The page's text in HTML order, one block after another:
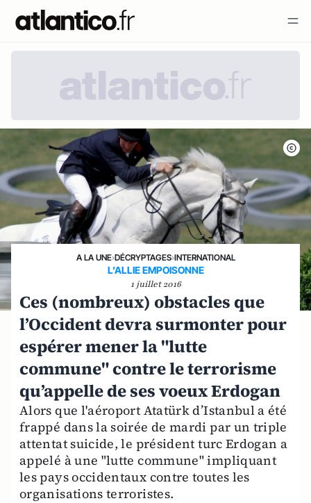
A LA UNE›DÉCRYPTAGES›INTERNATIONAL
L’ALLIE EMPOISONNE
1 juillet 2016
Ces (nombreux) obstacles que
l’Occident devra surmonter pour
espérer mener la "lutte
commune" contre le terrorisme
qu’appelle de ses voeux Erdogan
Alors que l'aéroport Atatürk d’Istanbul a été
frappé dans la soirée de mardi par un triple
attentat suicide, le président turc Erdogan a
appelé à une "lutte commune" impliquant
les pays occidentaux contre toutes les
organisations terroristes.